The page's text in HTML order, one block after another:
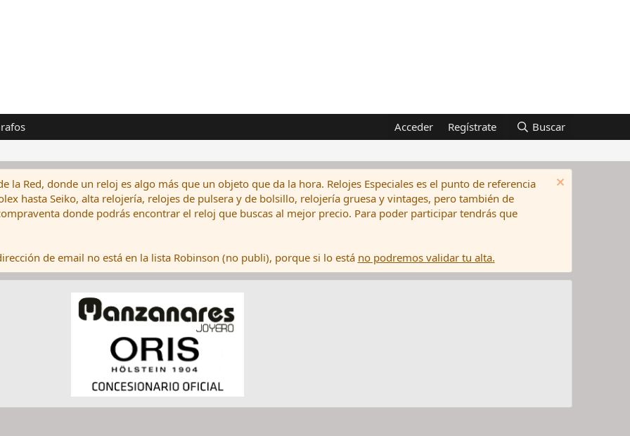
Acceder Regístrate Buscar
la Red, donde un reloj es algo más que un objeto que da la hora. Relojes Especiales es el punto de referencia
hasta Seiko, alta relojería, relojes de pulsera y de bolsillo, relojería gruesa y vintages, pero también de
donde podrás encontrar el reloj que buscas al mejor precio. Para poder participar tendrás que
de email no está en la lista Robinson (no publi), porque si lo está no podremos validar tu alta.